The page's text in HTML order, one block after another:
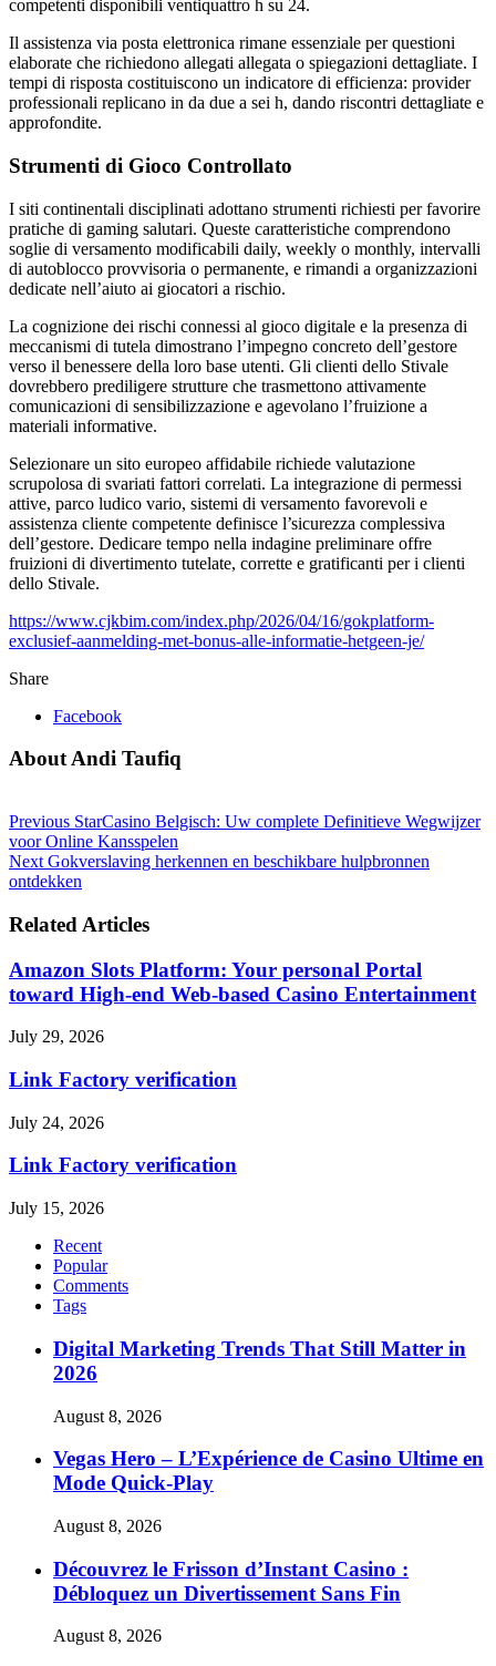
competenti disponibili ventiquattro h su 24.
Il assistenza via posta elettronica rimane essenziale per questioni
elaborate che richiedono allegati allegata o spiegazioni dettagliate. I
tempi di risposta costituiscono un indicatore di efficienza: provider
professionali replicano in da due a sei h, dando riscontri dettagliate e
approfondite.
Strumenti di Gioco Controllato
I siti continentali disciplinati adottano strumenti richiesti per favorire
pratiche di gaming salutari. Queste caratteristiche comprendono
soglie di versamento modificabili daily, weekly o monthly, intervalli
di autoblocco provvisoria o permanente, e rimandi a organizzazioni
dedicate nell’aiuto ai giocatori a rischio.
La cognizione dei rischi connessi al gioco digitale e la presenza di
meccanismi di tutela dimostrano l’impegno concreto dell’gestore
verso il benessere della loro base utenti. Gli clienti dello Stivale
dovrebbero prediligere strutture che trasmettono attivamente
comunicazioni di sensibilizzazione e agevolano l’fruizione a
materiali informative.
Selezionare un sito europeo affidabile richiede valutazione
scrupolosa di svariati fattori correlati. La integrazione di permessi
attive, parco ludico vario, sistemi di versamento favorevoli e
assistenza cliente competente definisce l’sicurezza complessiva
dell’gestore. Dedicare tempo nella indagine preliminare offre
fruizioni di divertimento tutelate, corrette e gratificanti per i clienti
dello Stivale.
https://www.cjkbim.com/index.php/2026/04/16/gokplatform-
exclusief-aanmelding-met-bonus-alle-informatie-hetgeen-je/
Share
Facebook
About Andi Taufiq
Previous StarCasino Belgisch: Uw complete Definitieve Wegwijzer
voor Online Kansspelen
Next Gokverslaving herkennen en beschikbare hulpbronnen
ontdekken
Related Articles
Amazon Slots Platform: Your personal Portal
toward High-end Web-based Casino Entertainment
July 29, 2026
Link Factory verification
July 24, 2026
Link Factory verification
July 15, 2026
Recent
Popular
Comments
Tags
Digital Marketing Trends That Still Matter in
2026
August 8, 2026
Vegas Hero – L’Expérience de Casino Ultime en
Mode Quick‑Play
August 8, 2026
Découvrez le Frisson d’Instant Casino :
Débloquez un Divertissement Sans Fin
August 8, 2026